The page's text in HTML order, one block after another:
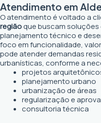
Atendimento em
O atendimento é voltado a
regiãoque buscam
planejamento técnico e
foco em funcionalidade,
pode atender demandas
urbanísticas, conforme a
projetos
planejamento urbano
urbanização de áreas
regularização e
consultoria técnica